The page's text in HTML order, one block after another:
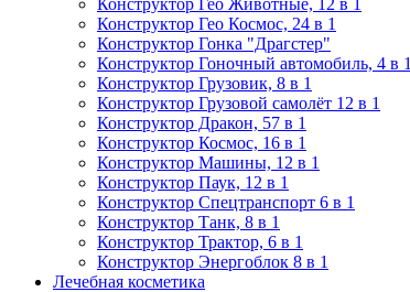
Конструктор Гео Животные, 12 в 1
Конструктор Гео Космос, 24 в 1
Конструктор Гонка "Драгстер"
Конструктор Гоночный автомобиль, 4 в 1
Конструктор Грузовик, 8 в 1
Конструктор Грузовой самолёт 12 в 1
Конструктор Дракон, 57 в 1
Конструктор Космос, 16 в 1
Конструктор Машины, 12 в 1
Конструктор Паук, 12 в 1
Конструктор Спецтранспорт 6 в 1
Конструктор Танк, 8 в 1
Конструктор Трактор, 6 в 1
Конструктор Энергоблок 8 в 1
Лечебная косметика